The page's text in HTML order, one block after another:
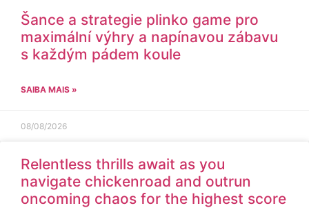
Šance a strategie plinko game pro
maximální výhry a napínavou zábavu
s každým pádem koule
SAIBA MAIS »
08/08/2026
Relentless thrills await as you
navigate chickenroad and outrun
oncoming chaos for the highest score